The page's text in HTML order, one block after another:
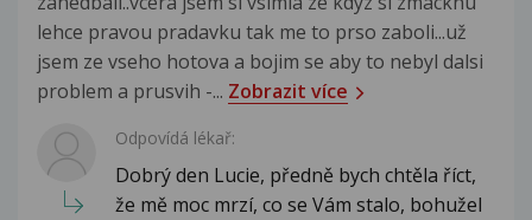
lehce pravou pradavku tak me to prso zaboli...už
jsem ze vseho hotova a bojim se aby to nebyl dalsi
problem a prusvih -... Zobrazit více
Odpovídá lékař:
Dobrý den Lucie, předně bych chtěla říct,
že mě moc mrzí, co se Vám stalo, bohužel